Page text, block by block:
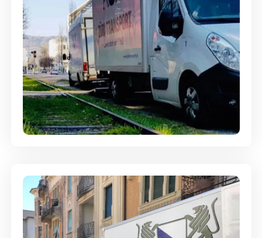
Ein- und Auspackservice